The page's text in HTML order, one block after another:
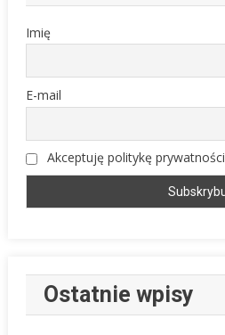
Imię
E-mail
Akceptuję politykę prywatności
Ostatnie wpisy